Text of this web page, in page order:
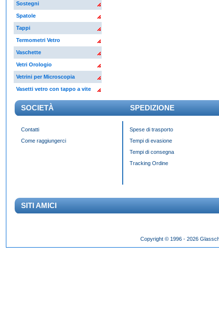
Sostegni
Spatole
Tappi
Termometri Vetro
Vaschette
Vetri Orologio
Vetrini per Microscopia
Vasetti vetro con tappo a vite
SOCIETÀ SPEDIZIONE
Contatti
Come raggiungerci
Spese di trasporto
Tempi di evasione
Tempi di consegna
Tracking Ordine
SITI AMICI
dessen klassisches Erscheinungsbild über
Copyright © 1996 - 2026